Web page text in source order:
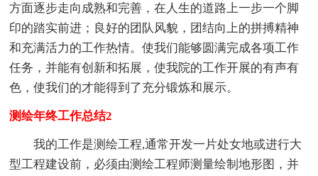
方面逐步走向成熟和完善，在人生的道路上一步一个脚
印的踏实前进；良好的团队风貌，团结向上的拼搏精神
和充满活力的工作热情。使我们能够圆满完成各项工作
任务，并能有创新和拓展，使我院的工作开展的有声有
色，使我们的才能得到了充分锻炼和展示。
测绘年终工作总结2
我的工作是测绘工程,通常开发一片处女地或进行大
型工程建设前，必须由测绘工程师测量绘制地形图，并